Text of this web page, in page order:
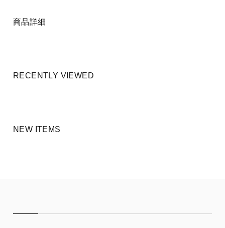
商品詳細
RECENTLY VIEWED
NEW ITEMS